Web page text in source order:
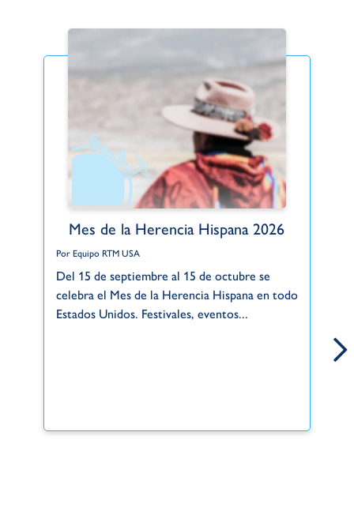
Mes de la Herencia Hispana 2026
Por Equipo RTM USA
Del 15 de septiembre al 15 de octubre se
celebra el Mes de la Herencia Hispana en todo
Estados Unidos. Festivales, eventos...